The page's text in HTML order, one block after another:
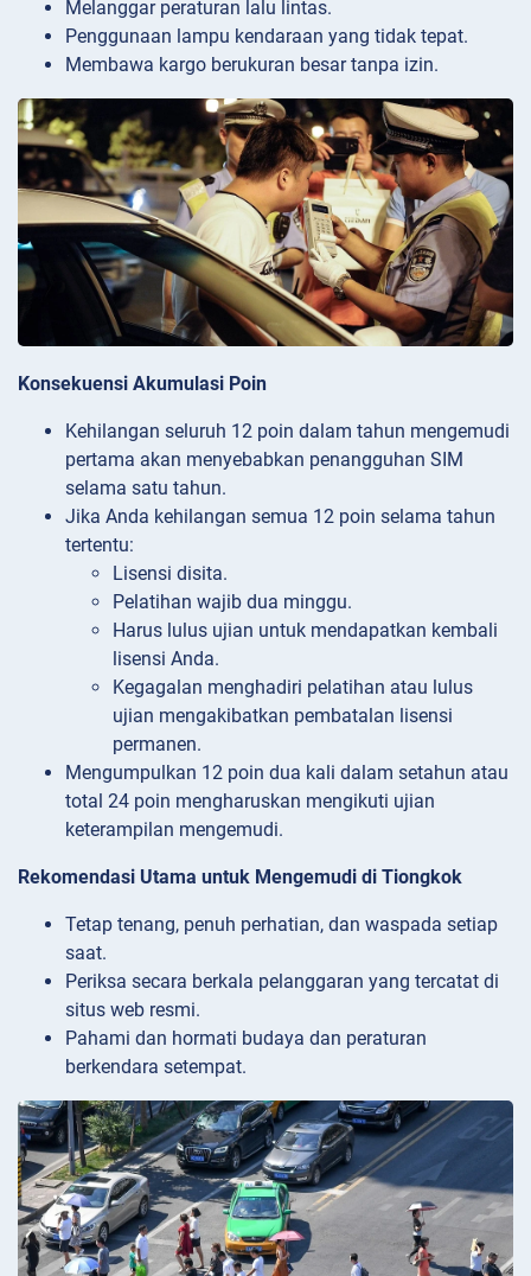
Melanggar peraturan lalu lintas.
Penggunaan lampu kendaraan yang tidak tepat.
Membawa kargo berukuran besar tanpa izin.
Konsekuensi Akumulasi Poin
Kehilangan seluruh 12 poin dalam tahun mengemudi
pertama akan menyebabkan penangguhan SIM
selama satu tahun.
Jika Anda kehilangan semua 12 poin selama tahun
tertentu:
Lisensi disita.
Pelatihan wajib dua minggu.
Harus lulus ujian untuk mendapatkan kembali
lisensi Anda.
Kegagalan menghadiri pelatihan atau lulus
ujian mengakibatkan pembatalan lisensi
permanen.
Mengumpulkan 12 poin dua kali dalam setahun atau
total 24 poin mengharuskan mengikuti ujian
keterampilan mengemudi.
Rekomendasi Utama untuk Mengemudi di Tiongkok
Tetap tenang, penuh perhatian, dan waspada setiap
saat.
Periksa secara berkala pelanggaran yang tercatat di
situs web resmi.
Pahami dan hormati budaya dan peraturan
berkendara setempat.